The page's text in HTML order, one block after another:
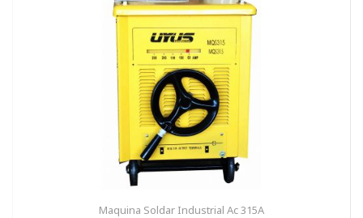
Maquina Soldar Industrial Ac 315A